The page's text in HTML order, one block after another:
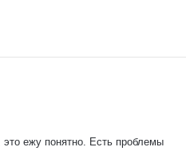
это ежу понятно. Есть проблемы